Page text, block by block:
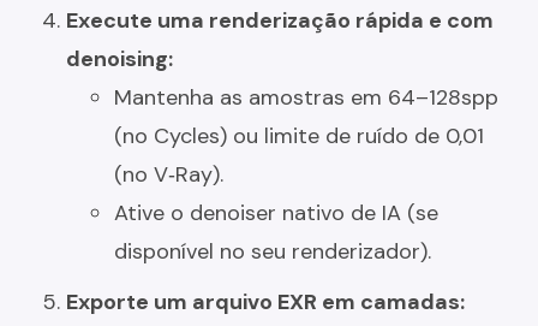
Execute uma renderização rápida e com
denoising:
Mantenha as amostras em 64–128spp
(no Cycles) ou limite de ruído de 0,01
(no V‑Ray).
Ative o denoiser nativo de IA (se
disponível no seu renderizador).
Exporte um arquivo EXR em camadas: